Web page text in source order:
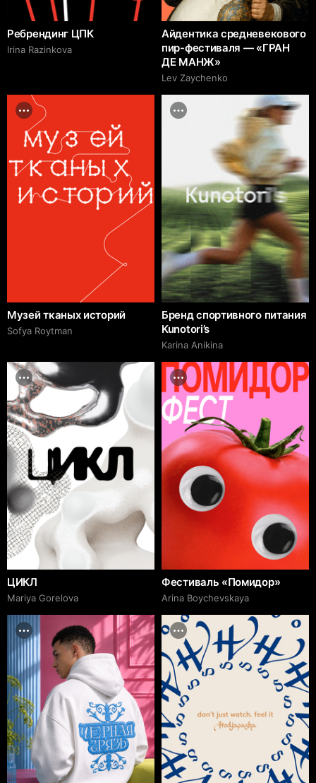
Ребрендинг ЦПК
Irina Razinkova
Айдентика средневекового
пир-фестиваля — «ГРАН
ДЕ МАНЖ»
Lev Zaychenko
Музей тканых историй
Sofya Roytman
Бренд спортивного питания
Kunotori’s
Karina Anikina
ЦИКЛ
Mariya Gorelova
Фестиваль «Помидор»
Arina Boychevskaya